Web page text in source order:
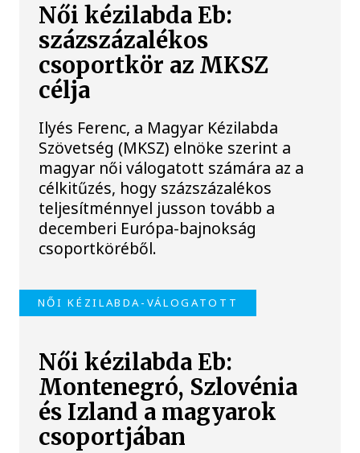
Női kézilabda Eb:
százszázalékos
csoportkör az MKSZ
célja
Ilyés Ferenc, a Magyar Kézilabda
Szövetség (MKSZ) elnöke szerint a
magyar női válogatott számára az a
célkitűzés, hogy százszázalékos
teljesítménnyel jusson tovább a
decemberi Európa-bajnokság
csoportköréből.
NŐI KÉZILABDA-VÁLOGATOTT
Női kézilabda Eb:
Montenegró, Szlovénia
és Izland a magyarok
csoportjában